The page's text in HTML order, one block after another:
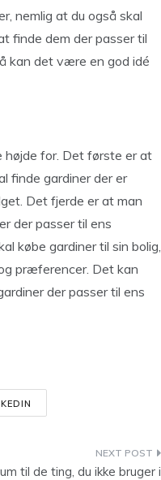
nemlig at du også skal
finde dem der passer til
kan det være en god idé
højde for. Det første er at
finde gardiner der er
Det fjerde er at man
der passer til ens
købe gardiner til sin bolig,
præferencer. Det kan
der passer til ens
til de ting, du ikke bruger i